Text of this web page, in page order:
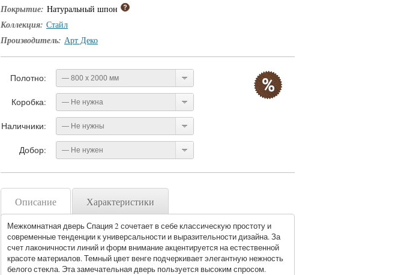
Покрытие: Натуральный шпон
Коллекция: Стайл
Производитель: Арт Деко
Полотно: — 800 x 2000 мм
Коробка: — Не нужна
Наличники: — Не нужны
Добор: — Не нужен
Описание Характеристики
Межкомнатная дверь Спация 2 сочетает в себе классическую простоту и
современные тенденции к универсальности и выразительности дизайна. За
счет лаконичности линий и форм внимание акцентируется на естественной
красоте материалов. Темный цвет венге подчеркивает элегантную нежность
белого стекла. Эта замечательная дверь пользуется высоким спросом.